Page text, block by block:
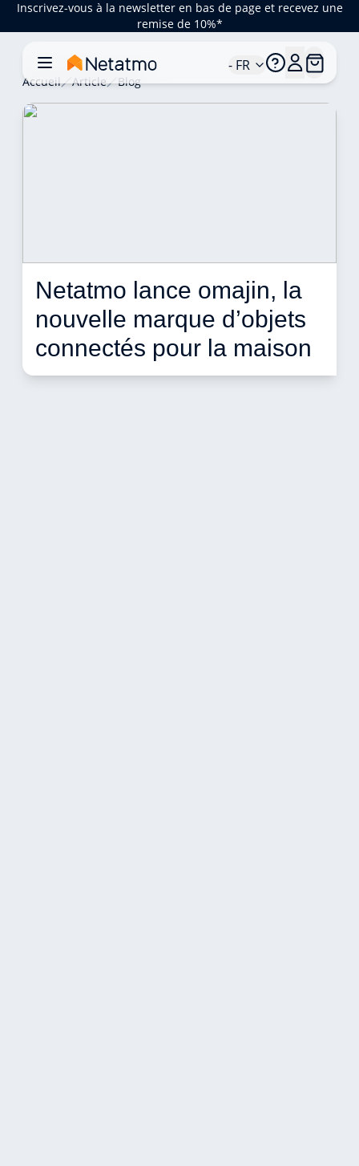
Inscrivez-vous à la newsletter en bas de page et recevez une
remise de 10%*
- FR
Accueil Article Blog
Netatmo lance omajin, la
nouvelle marque d’objets
connectés pour la maison